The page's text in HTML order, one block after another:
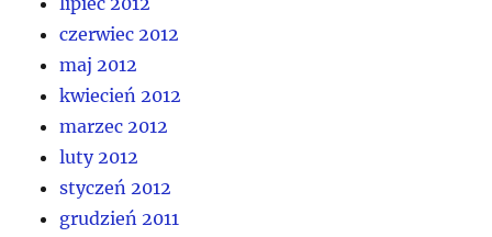
czerwiec 2012
maj 2012
kwiecień 2012
marzec 2012
luty 2012
styczeń 2012
grudzień 2011